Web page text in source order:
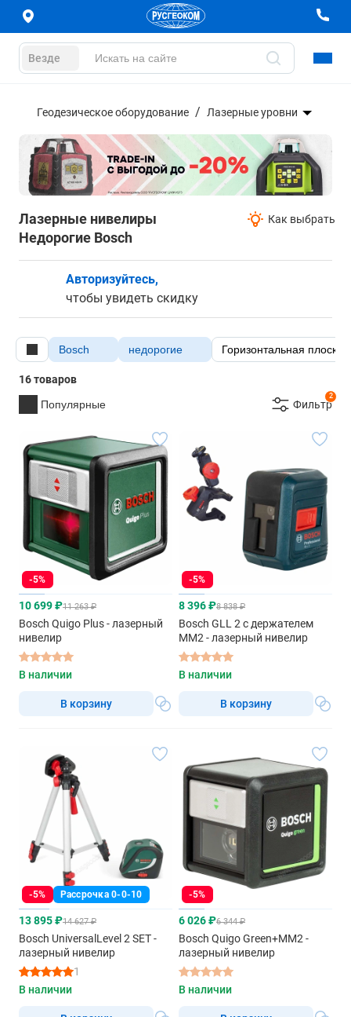
Везде
Геодезическое оборудование Лазерные уровни
Лазерные нивелиры
Недорогие Bosch
Как выбрать
Авторизуйтесь,
чтобы увидеть скидку
Bosch недорогие Горизонтальная
16 товаров
Популярные
2
Фильтр
-5%
10 699 ₽11 263 ₽
Bosch Quigo Plus - лазерный
нивелир
В наличии
В корзину
-5%
8 396 ₽8 838 ₽
Bosch GLL 2 с держателем
MM2 - лазерный нивелир
В наличии
В корзину
-5% Рассрочка 0-0-10
13 895 ₽14 627 ₽
Bosch UniversalLevel 2 SET -
лазерный нивелир
1
В наличии
-5%
6 026 ₽6 344 ₽
Bosch Quigo Green+MM2 -
лазерный нивелир
В наличии